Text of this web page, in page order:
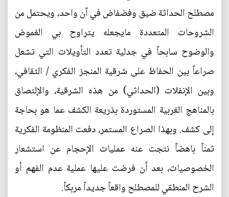
مصطلح الحداثة ضيق وفضفاض في آن واحد، ويحتمل من
الشروحات المتعددة مايجعله يتراوح بي الغموض
والوضوح سابحاً في جدلية تعدد التأويلات التي تشعل
صراعاً بين الحفاظ على شرقية المنجز الفكري / الثقافي،
وبين الإنفلات (الحداثي) من هذه الشرقية، والإلتصاق
بالمناهج الغربية المستوردة بذريعة الكشف عما هو بحاجة
إلى كشف. وبهذا الصراع المستمر، دفعت المنظومة الفكرية
ثمناً باهضاً نتجت عنه عمليات الإحجام عن استشعار
الخصوصيات، بعد أن فرضت عليها عملية عدم الفهم أو
الشرح المنطقي للمصطلح واقعاً جديداً مربكاً.